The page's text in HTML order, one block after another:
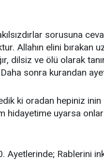
sorusuna
Allahın elini bırakan
dilsiz ve ölü olarak
sonra kurandan
ki oradan hepiniz
hidayetime uyarsa
Ayetlerinde; Rablerini